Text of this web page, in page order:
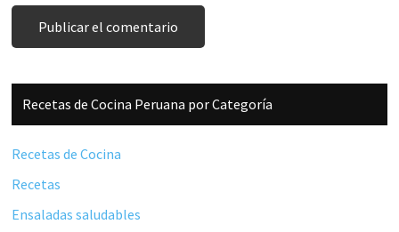
Barra
lateral
principal
Recetas de Cocina Peruana por Categoría
Recetas de Cocina
Recetas
Ensaladas saludables